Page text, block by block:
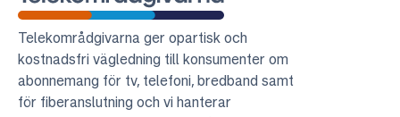
Telekområdgivarna
Telekområdgivarna ger opartisk och
kostnadsfri vägledning till konsumenter om
abonnemang för tv, telefoni, bredband samt
för fiberanslutning och vi hanterar